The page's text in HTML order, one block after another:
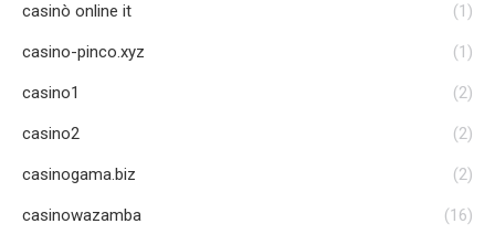
casinò online it (1)
casino-pinco.xyz (1)
casino1 (2)
casino2 (2)
casinogama.biz (2)
casinowazamba (16)